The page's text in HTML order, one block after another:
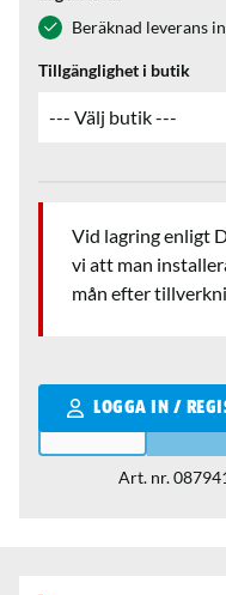
Beräknad leverans
Tillgänglighet i butik
Vid lagring enligt
vi att man
mån efter
LOGGA IN /
Qantity
Art. nr.